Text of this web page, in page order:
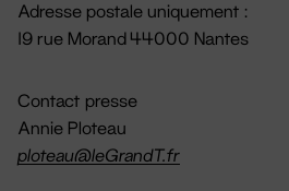
Adresse postale uniquement :
19 rue Morand 44000 Nantes
Contact presse
Annie Ploteau
ploteau@leGrandT.fr